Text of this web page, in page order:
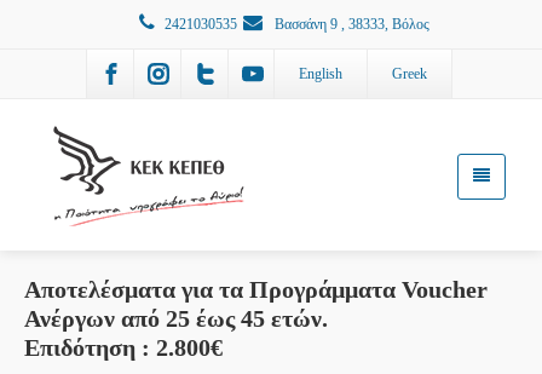
2421030535 Βασσάνη 9 , 38333, Βόλος
English Greek
Αποτελέσματα για τα Προγράμματα Voucher
Ανέργων από 25 έως 45 ετών.
Επιδότηση : 2.800€